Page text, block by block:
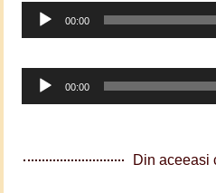
Audio
Player
00:00
Audio
Player
00:00
Din aceeasi